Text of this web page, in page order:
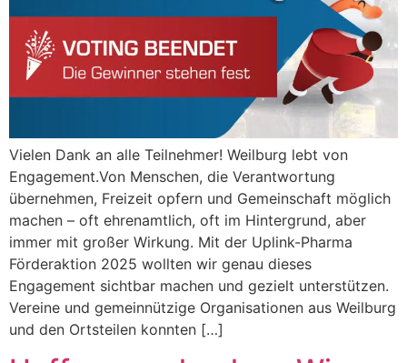
Vielen Dank an alle Teilnehmer! Weilburg lebt von
Engagement.Von Menschen, die Verantwortung
übernehmen, Freizeit opfern und Gemeinschaft möglich
machen – oft ehrenamtlich, oft im Hintergrund, aber
immer mit großer Wirkung. Mit der Uplink-Pharma
Förderaktion 2025 wollten wir genau dieses
Engagement sichtbar machen und gezielt unterstützen.
Vereine und gemeinnützige Organisationen aus Weilburg
und den Ortsteilen konnten […]